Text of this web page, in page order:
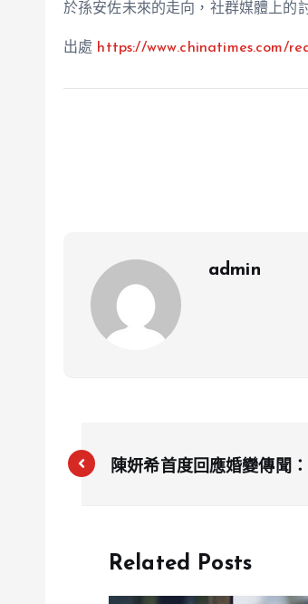
於孫安佐未來的走向，社群媒體上的
出處 https://www.chinatimes.com/
admin
陳妍希首度回應婚變傳聞
Related Posts